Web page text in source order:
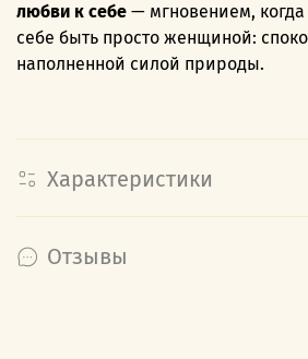
любви к себе — мгновением,
себе быть просто женщиной:
наполненной силой природы.
Характеристики
Отзывы